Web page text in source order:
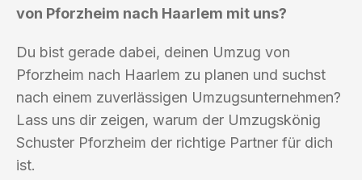
von Pforzheim nach Haarlem mit uns?
Du bist gerade dabei, deinen Umzug von
Pforzheim nach Haarlem zu planen und suchst
nach einem zuverlässigen Umzugsunternehmen?
Lass uns dir zeigen, warum der Umzugskönig
Schuster Pforzheim der richtige Partner für dich
ist.